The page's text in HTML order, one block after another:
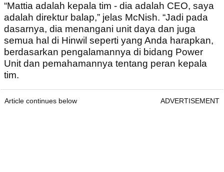
“Mattia adalah kepala tim - dia adalah CEO, saya
adalah direktur balap,” jelas McNish. “Jadi pada
dasarnya, dia menangani unit daya dan juga
semua hal di Hinwil seperti yang Anda harapkan,
berdasarkan pengalamannya di bidang Power
Unit dan pemahamannya tentang peran kepala
tim.
Article continues below ADVERTISEMENT